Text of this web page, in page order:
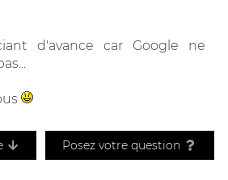
d'avance car Google ne
Posez votre question